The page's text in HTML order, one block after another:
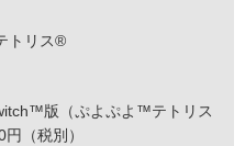
トリス®
版（ぷよぷよ™テトリス
（税別）